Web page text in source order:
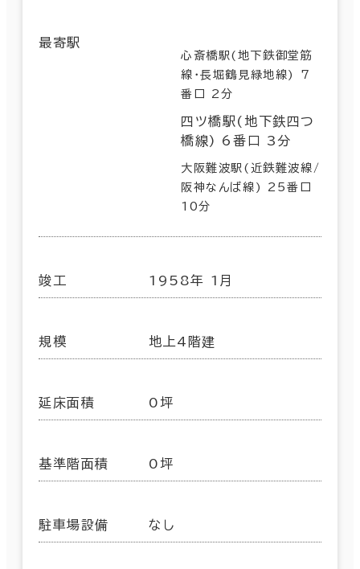
最寄駅
心斎橋駅(地下鉄御堂筋
線･長堀鶴見緑地線) 7
番口 2分
四ツ橋駅(地下鉄四つ
橋線) 6番口 3分
大阪難波駅(近鉄難波線/
阪神なんば線) 25番口
10分
竣工 1958年 1月
規模 地上4階建
延床面積 0坪
基準階面積 0坪
駐車場設備 なし